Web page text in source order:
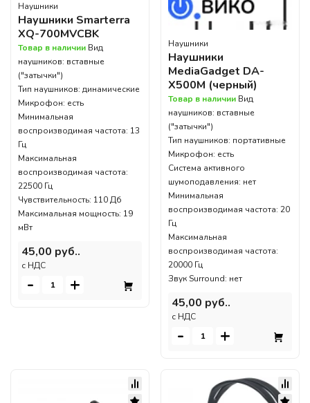
Наушники
Наушники Smarterra
XQ-700MVCBK
Товар в наличии Вид
наушников: вставные
("затычки")
Тип наушников: динамические
Микрофон: есть
Минимальная
воспроизводимая частота: 13
Гц
Максимальная
воспроизводимая частота:
22500 Гц
Чувствительность: 110 Дб
Максимальная мощность: 19
мВт
45,00 руб..
c НДС
- +
Наушники
Наушники
MediaGadget DA-
X500M (черный)
Товар в наличии Вид
наушников: вставные
("затычки")
Тип наушников: портативные
Микрофон: есть
Система активного
шумоподавления: нет
Минимальная
воспроизводимая частота: 20
Гц
Максимальная
воспроизводимая частота:
20000 Гц
Звук Surround: нет
45,00 руб..
c НДС
- +